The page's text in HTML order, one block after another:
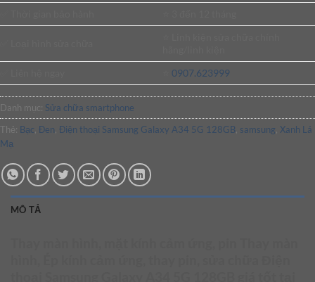
0907.623999
Danh mục: Sửa chữa smartphone
Thẻ: Bạc Đen Điện thoại Samsung Galaxy A34 5G 128GB samsung Xanh Lá
Mạ
MÔ TẢ